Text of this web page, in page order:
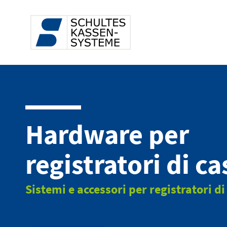
Hardware per
registratori di
Sistemi e accessori per registratori di